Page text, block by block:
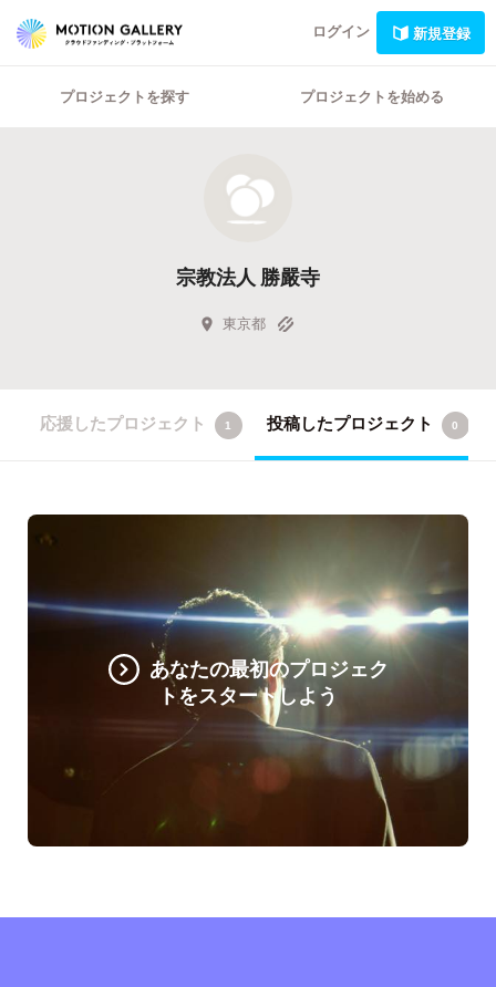
ログイン 新規登録
プロジェクトを探す プロジェクトを始める
宗教法人 勝嚴寺
東京都
応援したプロジェクト 1 投稿したプロジェクト 0
あなたの最初のプロジェク
トをスタートしよう